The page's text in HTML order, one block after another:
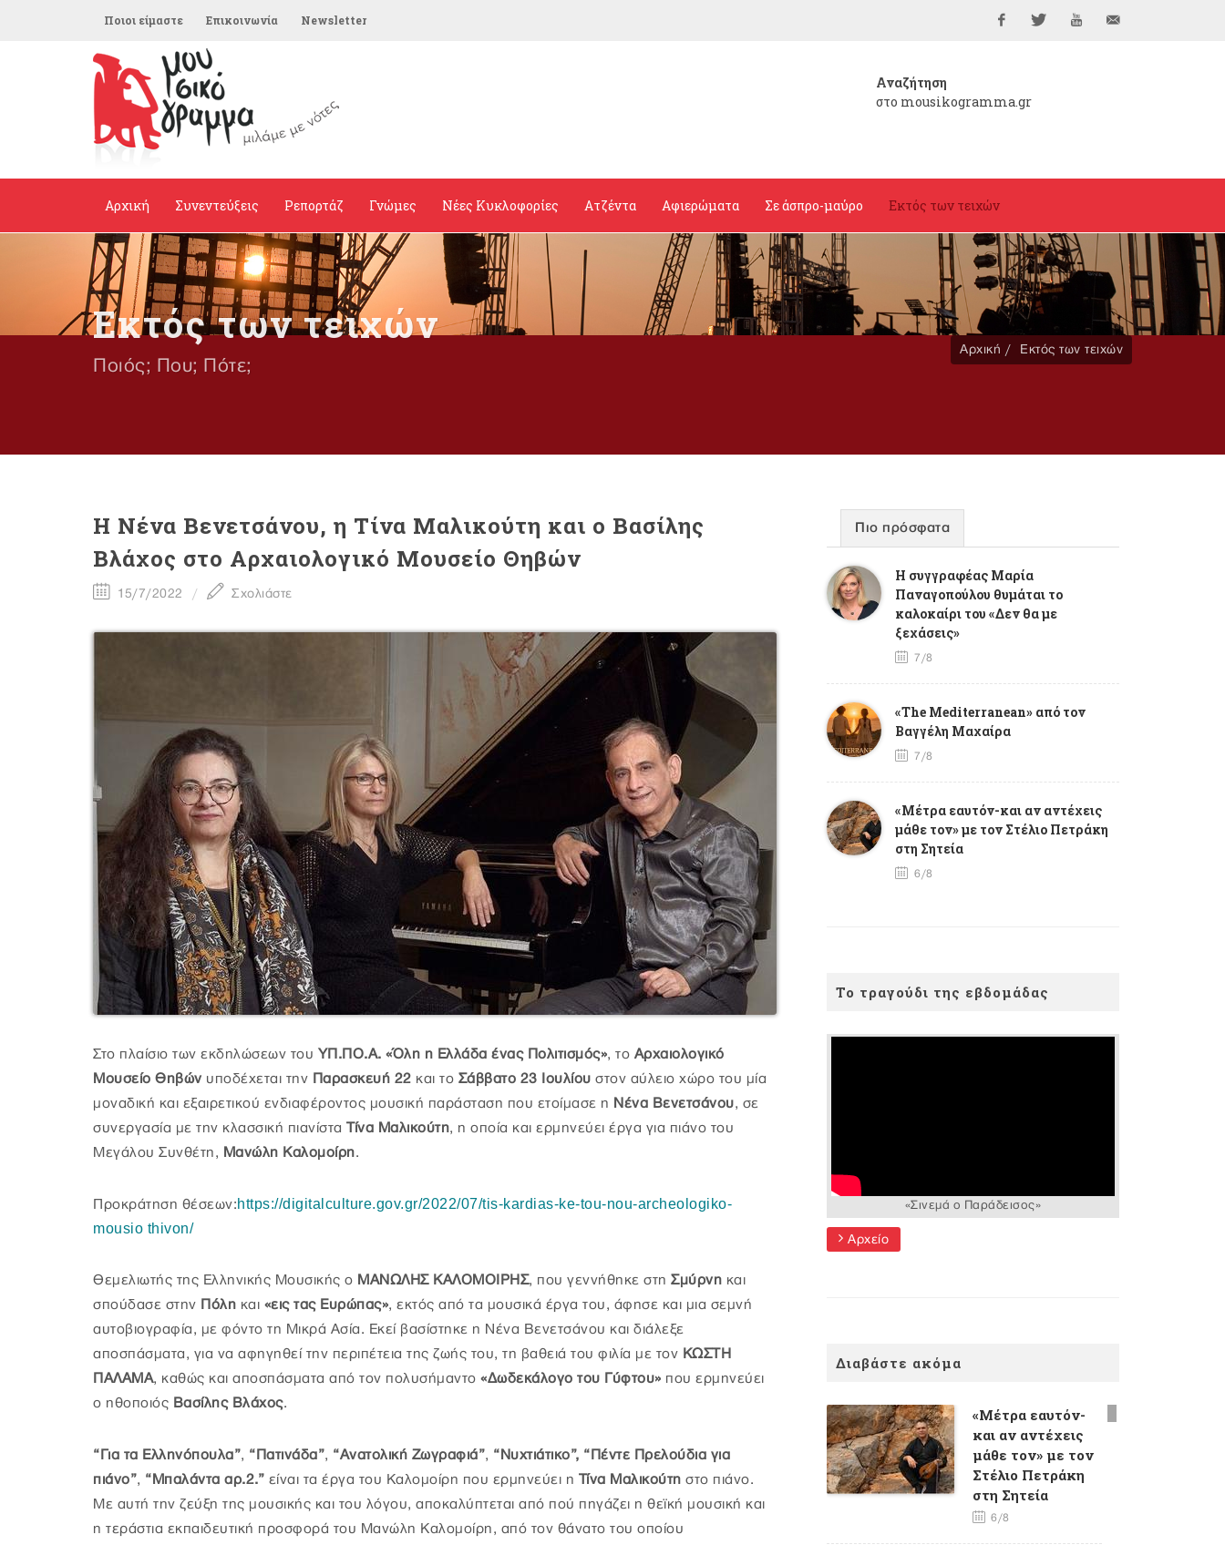
Ποιοι είμαστε Επικοινωνία Newsletter
Αναζήτηση
στο mousikogramma.gr
Αρχική Συνεντεύξεις Ρεπορτάζ Γνώμες Νέες Κυκλοφορίες Ατζέντα Αφιερώματα Σε άσπρο-μαύρο Εκτός των τειχών
Εκτός των τειχών
Ποιός; Που; Πότε;
Αρχική Εκτός των τειχών
H Nένα Βενετσάνου, η Τίνα Μαλικούτη και ο Βασίλης
Βλάχος στο Αρχαιολογικό Μουσείο Θηβών
15/7/2022 Σχολιάστε
Στο πλαίσιο των εκδηλώσεων του ΥΠ.ΠΟ.Α. «Όλη η Ελλάδα ένας Πολιτισμός», το Αρχαιολογικό
Μουσείο Θηβών υποδέχεται την Παρασκευή 22 και το Σάββατο 23 Ιουλίου στον αύλειο χώρο του μία
μοναδική και εξαιρετικού ενδιαφέροντος μουσική παράσταση που ετοίμασε η Νένα Βενετσάνου, σε
συνεργασία με την κλασσική πιανίστα Τίνα Μαλικούτη, η οποία και ερμηνεύει έργα για πιάνο του
Μεγάλου Συνθέτη, Μανώλη Καλομοίρη.
Προκράτηση θέσεων:https://digitalculture.gov.gr/2022/07/tis-kardias-ke-tou-nou-archeologiko-
mousio thivon/
Θεμελιωτής της Ελληνικής Μουσικής ο ΜΑΝΩΛΗΣ ΚΑΛΟΜΟΙΡΗΣ, που γεννήθηκε στη Σμύρνη και
σπούδασε στην Πόλη και «εις τας Ευρώπας», εκτός από τα μουσικά έργα του, άφησε και μια σεμνή
αυτοβιογραφία, με φόντο τη Μικρά Ασία. Εκεί βασίστηκε η Νένα Βενετσάνου και διάλεξε
αποσπάσματα, για να αφηγηθεί την περιπέτεια της ζωής του, τη βαθειά του φιλία με τον ΚΩΣΤΗ
ΠΑΛΑΜΑ, καθώς και αποσπάσματα από τον πολυσήμαντο «Δωδεκάλογο του Γύφτου» που ερμηνεύει
ο ηθοποιός Βασίλης Βλάχος.
“Για τα Ελληνόπουλα”, “Πατινάδα”, “Ανατολική Ζωγραφιά”, “Νυχτιάτικο”, “Πέντε Πρελούδια για
πιάνο”, “Μπαλάντα αρ.2.” είναι τα έργα του Καλομοίρη που ερμηνεύει η Τίνα Μαλικούτη στο πιάνο.
Με αυτή την ζεύξη της μουσικής και του λόγου, αποκαλύπτεται από πού πηγάζει η θεϊκή μουσική και
η τεράστια εκπαιδευτική προσφορά του Μανώλη Καλομοίρη, από τον θάνατο του οποίου
Πιο πρόσφατα
Η συγγραφέας Μαρία
Παναγοπούλου θυμάται το
καλοκαίρι του «Δεν θα με
ξεχάσεις»
7/8
«The Mediterranean» από τον
Βαγγέλη Μαχαίρα
7/8
«Μέτρα εαυτόν-και αν αντέχεις
μάθε τον» με τον Στέλιο Πετράκη
στη Σητεία
6/8
Το τραγούδι της εβδομάδας
«Σινεμά ο Παράδεισος»
Αρχείο
Διαβάστε ακόμα
«Μέτρα εαυτόν-
και αν αντέχεις
μάθε τον» με τον
Στέλιο Πετράκη
στη Σητεία
6/8